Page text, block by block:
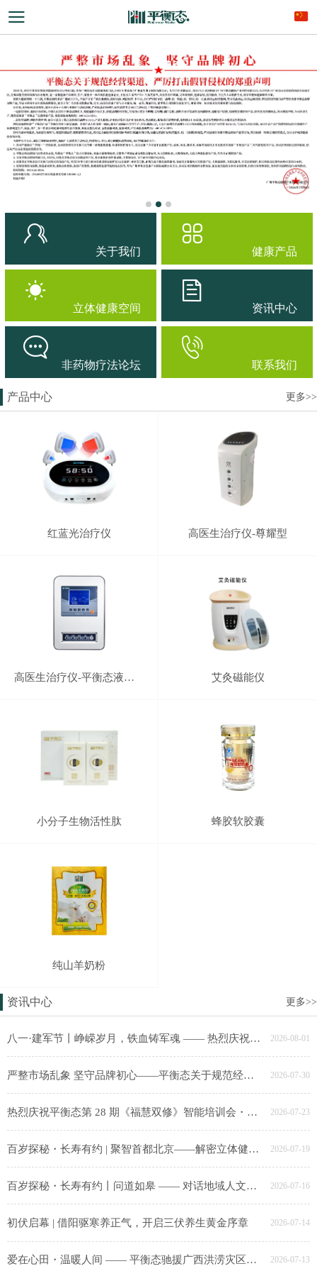
关于我们 健康产品
立体健康空间 资讯中心
非药物疗法论坛 联系我们
产品中心 更多>>
红蓝光治疗仪 高医生治疗仪-尊耀型
高医生治疗仪-平衡态液晶机 艾灸磁能仪
小分子生物活性肽 蜂胶软胶囊
纯山羊奶粉
资讯中心 更多>>
八一·建军节丨峥嵘岁月，铁血铸军魂 —— 热烈庆祝中国人民解放军建军99周年 2026-08-01
严整市场乱象 坚守品牌初心——平衡态关于规范经营渠道、严厉打击假冒侵权的郑重声明 2026-07-30
热烈庆祝平衡态第 28 期《福慧双修》智能培训会・大同站圆满成功！ 2026-07-23
百岁探秘・长寿有约 | 聚智首都北京——解密立体健康长寿科学密码研讨会圆满成功 2026-07-19
百岁探秘・长寿有约丨问道如皋 —— 对话地域人文，探寻健康长寿生活样本活动圆满成功！ 2026-07-16
初伏启幕 | 借阳驱寒养正气，开启三伏养生黄金序章 2026-07-14
爱在心田・温暖人间 —— 平衡态驰援广西洪涝灾区公益大行动圆满成功！ 2026-07-13